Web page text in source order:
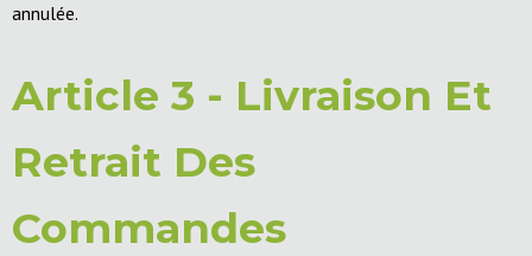
annulée.
Article 3 - Livraison Et
Retrait Des
Commandes